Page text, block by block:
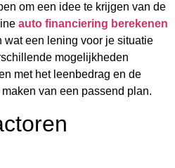
om een idee te krijgen van de
auto financiering berekenen
wat een lening voor je situatie
mogelijkheden
met het leenbedrag en de
van een passend plan.